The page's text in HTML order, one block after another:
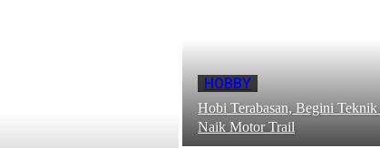
HOBBY
Hobi Terabasan, Begini Teknik
Naik Motor Trail